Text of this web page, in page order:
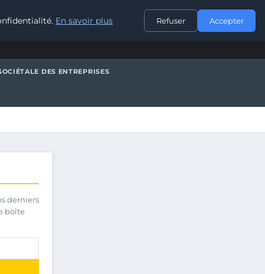
CONTACT
DES ENTREPRISES
derniers
boîte
En savoir plus Refuser Accepter